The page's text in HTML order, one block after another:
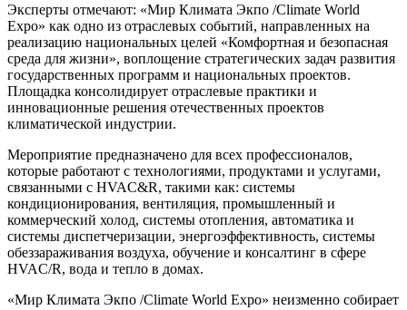
Эксперты отмечают: «Мир Климата Экпо /Climate World
Expo» как одно из отраслевых событий, направленных на
реализацию национальных целей «Комфортная и безопасная
среда для жизни», воплощение стратегических задач развития
государственных программ и национальных проектов.
Площадка консолидирует отраслевые практики и
инновационные решения отечественных проектов
климатической индустрии.
Мероприятие предназначено для всех профессионалов,
которые работают с технологиями, продуктами и услугами,
связанными с HVAC&R, такими как: системы
кондиционирования, вентиляция, промышленный и
коммерческий холод, системы отопления, автоматика и
системы диспетчеризации, энергоэффективность, системы
обеззараживания воздуха, обучение и консалтинг в сфере
HVAC/R, вода и тепло в домах.
«Мир Климата Экпо /Climate World Expo» неизменно собирает